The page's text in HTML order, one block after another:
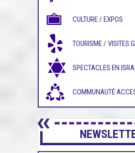
CULTURE / EXPOS
TOURISME / VISITES
SPECTACLES EN
COMMUNAUTÉ